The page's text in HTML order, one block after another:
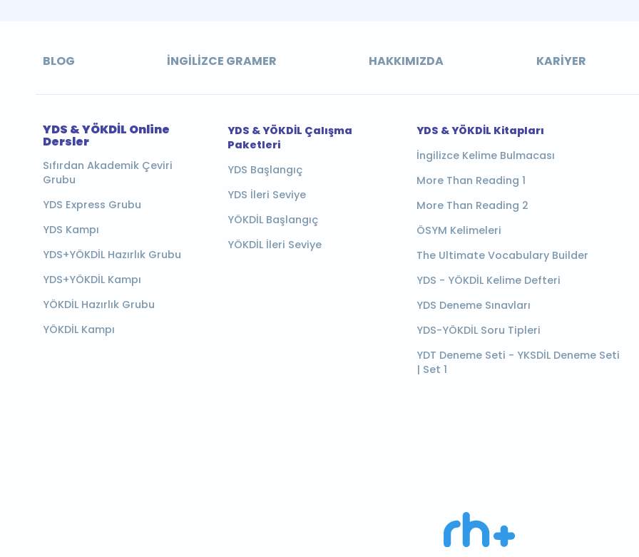
BLOG İNGILIZCE GRAMER HAKKIMIZDA KARIYER
YDS & YÖKDİL Online
Dersler
Sıfırdan Akademik Çeviri
Grubu
YDS Express Grubu
YDS Kampı
YDS+YÖKDİL Hazırlık Grubu
YDS+YÖKDİL Kampı
YÖKDİL Hazırlık Grubu
YÖKDİL Kampı
YDS & YÖKDİL Çalışma
Paketleri
YDS Başlangıç
YDS İleri Seviye
YÖKDİL Başlangıç
YÖKDİL İleri Seviye
YDS & YÖKDİL Kitapları
İngilizce Kelime Bulmacası
More Than Reading 1
More Than Reading 2
ÖSYM Kelimeleri
The Ultimate Vocabulary Builder
YDS - YÖKDİL Kelime Defteri
YDS Deneme Sınavları
YDS-YÖKDİL Soru Tipleri
YDT Deneme Seti - YKSDİL Deneme Seti
| Set 1